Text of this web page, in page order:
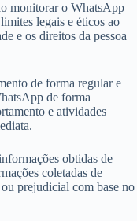
monitorar o WhatsApp
legais e éticos ao
e os direitos da pessoa
de forma regular e
de forma
e atividades
obtidas de
coletadas de
prejudicial com base no